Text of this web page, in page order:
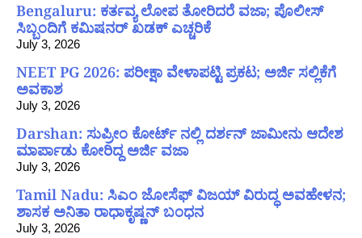
Bengaluru: ಕರ್ತವ್ಯ ಲೋಪ ತೋರಿದರೆ ವಜಾ; ಪೊಲೀಸ್
ಸಿಬ್ಬಂದಿಗೆ ಕಮಿಷನರ್ ಖಡಕ್ ಎಚ್ಚರಿಕೆ
July 3, 2026
NEET PG 2026: ಪರೀಕ್ಷಾ ವೇಳಾಪಟ್ಟಿ ಪ್ರಕಟ; ಅರ್ಜಿ ಸಲ್ಲಿಕೆಗೆ
ಅವಕಾಶ
July 3, 2026
Darshan: ಸುಪ್ರೀಂ ಕೋರ್ಟ್ ನಲ್ಲಿ ದರ್ಶನ್ ಜಾಮೀನು ಆದೇಶ
ಮಾರ್ಪಾಡು ಕೋರಿದ್ದ ಅರ್ಜಿ ವಜಾ
July 3, 2026
Tamil Nadu: ಸಿಎಂ ಜೋಸೆಫ್ ವಿಜಯ್ ವಿರುದ್ಧ ಅವಹೇಳನ;
ಶಾಸಕ ಅನಿತಾ ರಾಧಾಕೃಷ್ಣನ್ ಬಂಧನ
July 3, 2026